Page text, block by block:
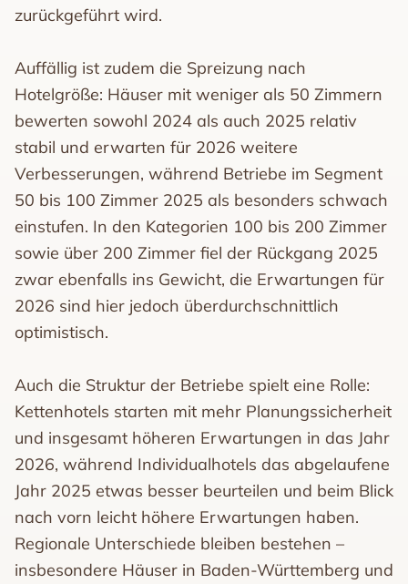
zurückgeführt wird.
Auffällig ist zudem die Spreizung nach
Hotelgröße: Häuser mit weniger als 50 Zimmern
bewerten sowohl 2024 als auch 2025 relativ
stabil und erwarten für 2026 weitere
Verbesserungen, während Betriebe im Segment
50 bis 100 Zimmer 2025 als besonders schwach
einstufen. In den Kategorien 100 bis 200 Zimmer
sowie über 200 Zimmer fiel der Rückgang 2025
zwar ebenfalls ins Gewicht, die Erwartungen für
2026 sind hier jedoch überdurchschnittlich
optimistisch.
Auch die Struktur der Betriebe spielt eine Rolle:
Kettenhotels starten mit mehr Planungssicherheit
und insgesamt höheren Erwartungen in das Jahr
2026, während Individualhotels das abgelaufene
Jahr 2025 etwas besser beurteilen und beim Blick
nach vorn leicht höhere Erwartungen haben.
Regionale Unterschiede bleiben bestehen –
insbesondere Häuser in Baden-Württemberg und